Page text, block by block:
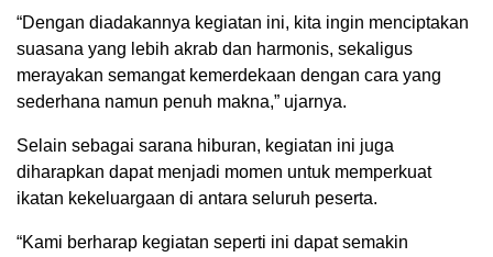
“Dengan diadakannya kegiatan ini, kita ingin menciptakan
suasana yang lebih akrab dan harmonis, sekaligus
merayakan semangat kemerdekaan dengan cara yang
sederhana namun penuh makna,” ujarnya.
Selain sebagai sarana hiburan, kegiatan ini juga
diharapkan dapat menjadi momen untuk memperkuat
ikatan kekeluargaan di antara seluruh peserta.
“Kami berharap kegiatan seperti ini dapat semakin